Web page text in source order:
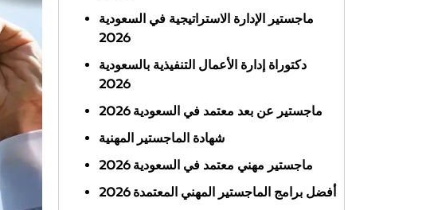
ماجستير الإدارة الاستراتيجية في السعودية
2026
دكتوراة إدارة الأعمال التنفيذية بالسعودية
2026
ماجستير عن بعد معتمد في السعودية 2026
شهادة الماجستير المهنية
ماجستير مهني معتمد في السعودية 2026
أفضل برامج الماجستير المهني المعتمدة 2026